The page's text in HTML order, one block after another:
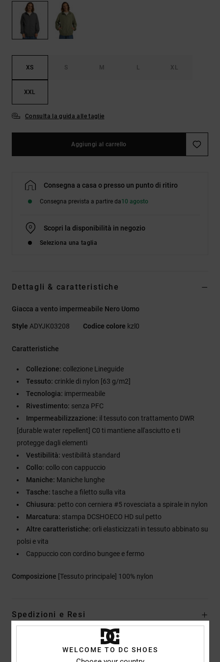
risposte
alle
domande
più
XS S M L XL
XXL
Consulta la guida alle taglie
Aggiungi al carrello
Consegna a casa o presso un punto di ritiro
Consegna prevista a partire da10 agosto
Scopri la disponibilità in negozio
Seleziona una taglia
Dettagli & caratteristiche
Giacca a vento impermeabile Nero Uomo
Style ADYJK03208 Codice colore kzl0
Caratteristiche
Collezione: collezione Lineguide
Tessuto: crinkle di nylon [63 g/m2]
Tecnologia: impermeabile
Rivestimento: senza PFC
Impermeabilizzazione: il tessuto con trattamento DWR
[durable water repellent] C0 ti mantiene all'asciutto e ti
protegge dagli elementi
Vestibilità: vestibilità standard
Collo: collo con cappuccio
Maniche: Maniche lunghe
Tasche: tasche a filetto sulla vita
Chiusura: petto con cerniera #5 rovesciata a spirale in nylon
Marcatura: stampa DCSHOECO HD sul petto
Altre caratteristiche: orli elasticizzati in tessuto abbinato su
polsi e vita
Cappuccio con cordino bungee e fermo
Composizione [Tessuto principale] 100% nylon
Spedizioni e Resi
Recensioni dei clientiWELCOME TO DC SHOES